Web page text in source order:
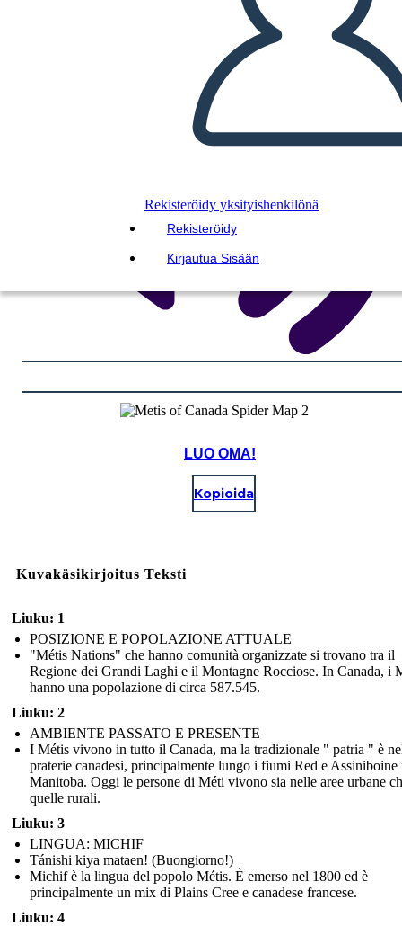
Rekisteröidy yksityishenkilönä
Rekisteröidy
Kirjautua Sisään
LUO OMA!
Kopioida
Kuvakäsikirjoitus Teksti
Liuku: 1
POSIZIONE E POPOLAZIONE ATTUALE
"Métis Nations" che hanno comunità organizzate si trovano tra il
Regione dei Grandi Laghi e il Montagne Rocciose. In Canada, i
hanno una popolazione di circa 587.545.
Liuku: 2
AMBIENTE PASSATO E PRESENTE
I Métis vivono in tutto il Canada, ma la tradizionale " patria " è
praterie canadesi, principalmente lungo i fiumi Red e Assiniboine
Manitoba. Oggi le persone di Méti vivono sia nelle aree urbane
quelle rurali.
Liuku: 3
LINGUA: MICHIF
Tánishi kiya mataen! (Buongiorno!)
Michif è la lingua del popolo Métis. È emerso nel 1800 ed è
principalmente un mix di Plains Cree e canadese francese.
Liuku: 4